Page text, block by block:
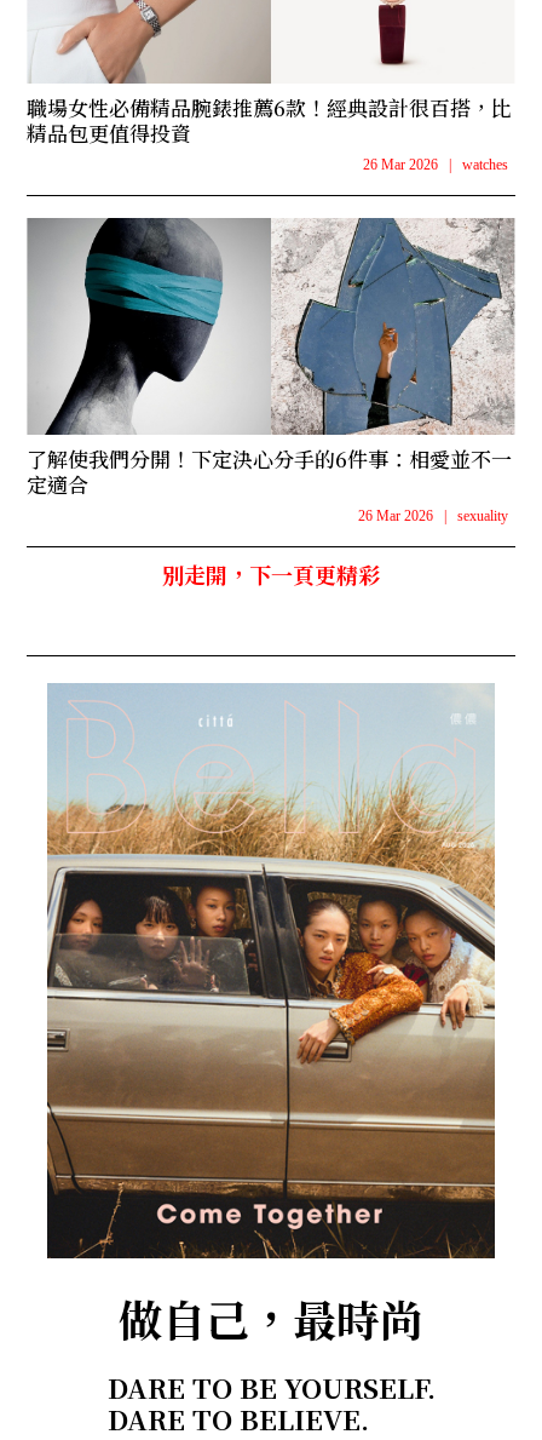
職場女性必備精品腕錶推薦6款！經典設計很百搭，比
精品包更值得投資
26 Mar 2026 watches
了解使我們分開！下定決心分手的6件事：相愛並不一
定適合
26 Mar 2026 sexuality
別走開，下一頁更精彩
做自己，最時尚
DARE TO BE YOURSELF.
DARE TO BELIEVE.